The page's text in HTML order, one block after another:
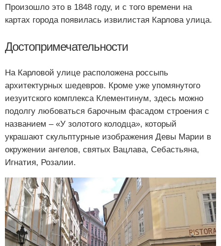
Произошло это в 1848 году, и с того времени на
картах города появилась извилистая Карлова улица.
Достопримечательности
На Карловой улице расположена россыпь
архитектурных шедевров. Кроме уже упомянутого
иезуитского комплекса Клементинум, здесь можно
подолгу любоваться барочным фасадом строения с
названием – «У золотого колодца», который
украшают скульптурные изображения Девы Марии в
окружении ангелов, святых Вацлава, Себастьяна,
Игнатия, Розалии.